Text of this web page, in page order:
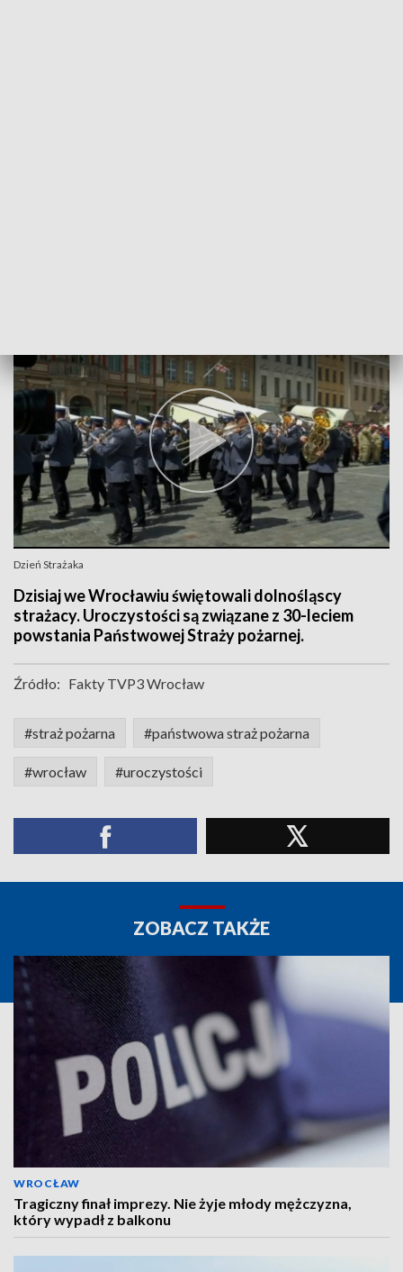
Dzień Strażaka
Dzisiaj we Wrocławiu świętowali dolnośląscy
strażacy. Uroczystości są związane z 30-leciem
powstania Państwowej Straży pożarnej.
Źródło: Fakty TVP3 Wrocław
#straż pożarna #państwowa straż pożarna
#wrocław #uroczystości
ZOBACZ TAKŻE
WROCŁAW
Tragiczny finał imprezy. Nie żyje młody mężczyzna,
który wypadł z balkonu